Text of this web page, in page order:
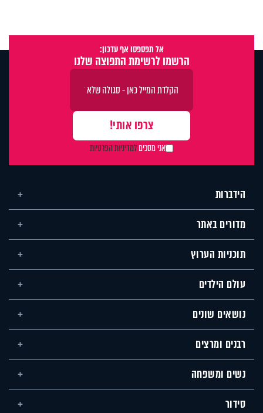
אל תפספסו אף עדכון:
הרשמו לרשימת התפוצה שלנו
אני מסכיםלמדיניות הפרטיות
הידברות
מדורים באתר
תוכניות הערוץ
עולם הילדים
נושאים שונים
רבנים ומרצים
נשים ומשפחה
סידור